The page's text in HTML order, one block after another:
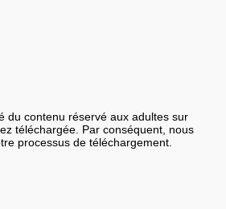
du contenu réservé aux adultes sur
téléchargée. Par conséquent, nous
processus de téléchargement.